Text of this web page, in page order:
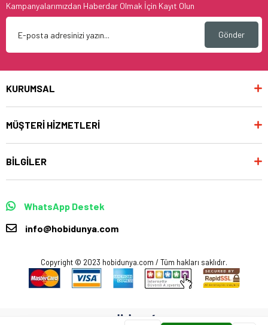
Kampanyalarımızdan Haberdar Olmak İçin Kayıt Olun
Gönder
KURUMSAL
MÜŞTERİ HİZMETLERİ
BİLGİLER
WhatsApp Destek
info@hobidunya.com
Copyright © 2023 hobidunya.com / Tüm hakları saklıdır.